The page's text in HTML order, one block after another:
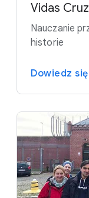
Vidas
Nauczanie
historie
Dowiedz